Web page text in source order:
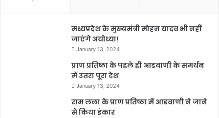
मध्यप्रदेश के मुख्यमंत्री मोहन यादव भी नहीं
जाएंगे अयोध्या!
January 13, 2024
प्राण प्रतिष्ठा के पहले ही आडवाणी के समर्थन
में उतरा पूरा देश
January 13, 2024
राम लला के प्राण प्रतिष्ठा में आडवाणी ने जाने
से किया इंकार